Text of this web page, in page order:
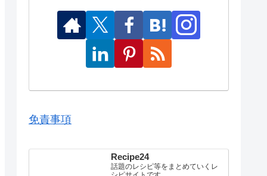
免責事項
Recipe24
話題のレシピ等をまとめていくレ